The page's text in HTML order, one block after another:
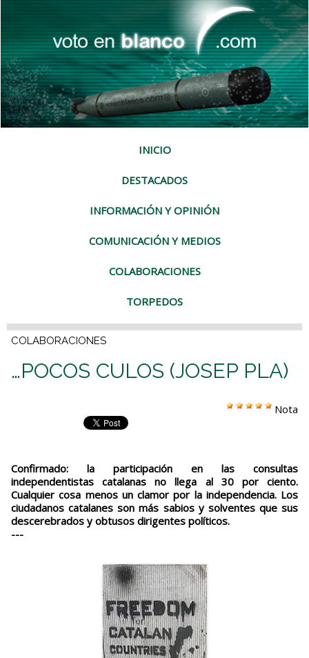
INICIO
DESTACADOS
INFORMACIÓN Y OPINIÓN
COMUNICACIÓN Y MEDIOS
COLABORACIONES
TORPEDOS
COLABORACIONES
…POCOS CULOS (JOSEP PLA)
Nota
Confirmado: la participación en las consultas
independentistas catalanas no llega al 30 por ciento.
Cualquier cosa menos un clamor por la independencia. Los
ciudadanos catalanes son más sabios y solventes que sus
descerebrados y obtusos dirigentes políticos.
---